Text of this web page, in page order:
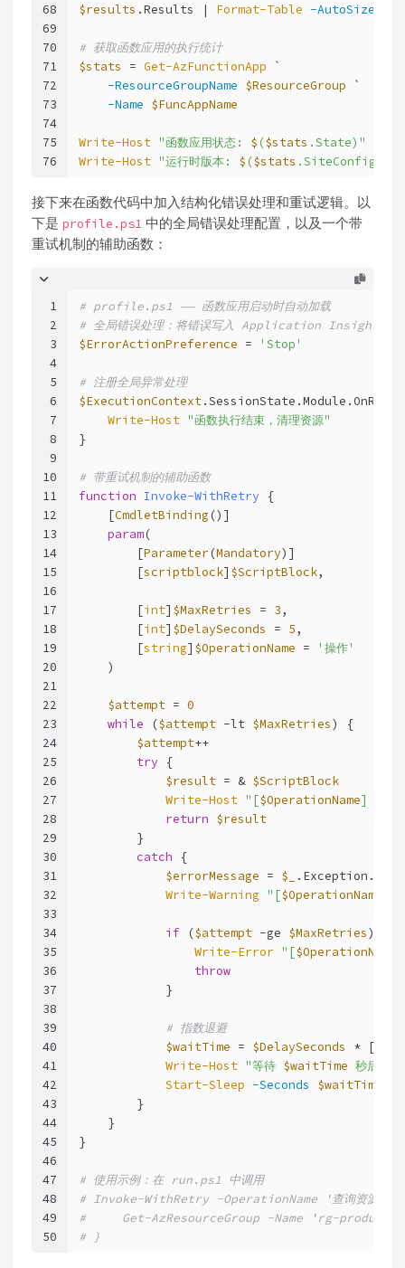
68
69
70
71
72
73
74
75
76
$results .Results | Format-Table -AutoSize
# 获取函数应用的执行统计
$stats = Get-AzFunctionApp `
-ResourceGroupName $ResourceGroup `
-Name $FuncAppName
Write-Host "函数应用状态: $ ($stats .State)"
Write-Host "运行时版本: $ ($stats
接下来在函数代码中加入结构化错误处理和重试逻辑。以
下是 profile.ps1 中的全局错误处理配置，以及一个带
重试机制的辅助函数：
1
2
3
4
5
6
7
8
9
10
11
12
13
14
15
16
17
18
19
20
21
22
23
24
25
26
27
28
29
30
31
32
33
34
35
36
37
38
39
40
41
42
43
44
45
46
47
48
49
50
# profile.ps1 —— 函数应用启动时自动加载
# 全局错误处理：将错误写入 Application Insights
$ErrorActionPreference = 'Stop'
# 注册全局异常处理
$ExecutionContext
Write-Host "函数执行结束，清理资源"
}
# 带重试机制的辅助函数
function Invoke-WithRetry {
[CmdletBinding ()]
param(
        [
Parameter (Mandatory)]
        [
scriptblock] $ScriptBlock,
        [
int] $MaxRetries = 3,
        [
int] $DelaySeconds = 5,
        [
string] $OperationName =
'操作'
    )
$attempt = 0
while ($attempt -lt $MaxRetries) {
$attempt++
try {
$result = & $ScriptBlock
Write-Host "[$OperationName] 第
return $result
        }
catch {
$errorMessage = $_
Write-Warning "[$OperationName
if ($attempt -ge $MaxRetries) {
Write-Error "[$OperationName
throw
            }
# 指数退避
$waitTime = $DelaySeconds * [
Write-Host "等待 $waitTime 秒后重
Start-Sleep -Seconds
$waitTime
        }
    }
}
# 使用示例：在 run.ps1 中调用
# Invoke-WithRetry -OperationName '查询资源
#     Get-AzResourceGroup -Name 'rg-
# }